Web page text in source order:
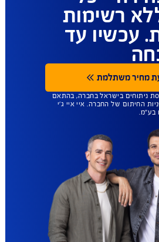
יותר
- כל
רשימות
עד
משתלמת
בישראל בחברה, בהתאם
של החברה. איי איי ג'י